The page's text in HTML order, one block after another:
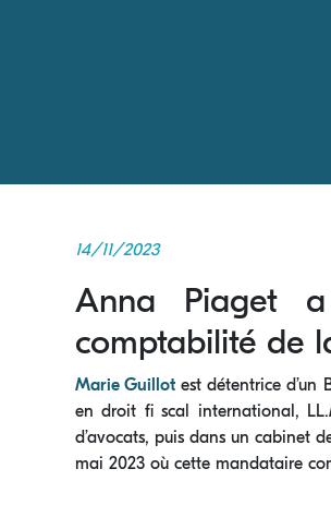
14/11/2023
Anna Piaget
comptabilité de
Marie Guillot est détentrice d’un
en droit fi scal international,
d’avocats, puis dans un cabinet
mai 2023 où cette mandataire